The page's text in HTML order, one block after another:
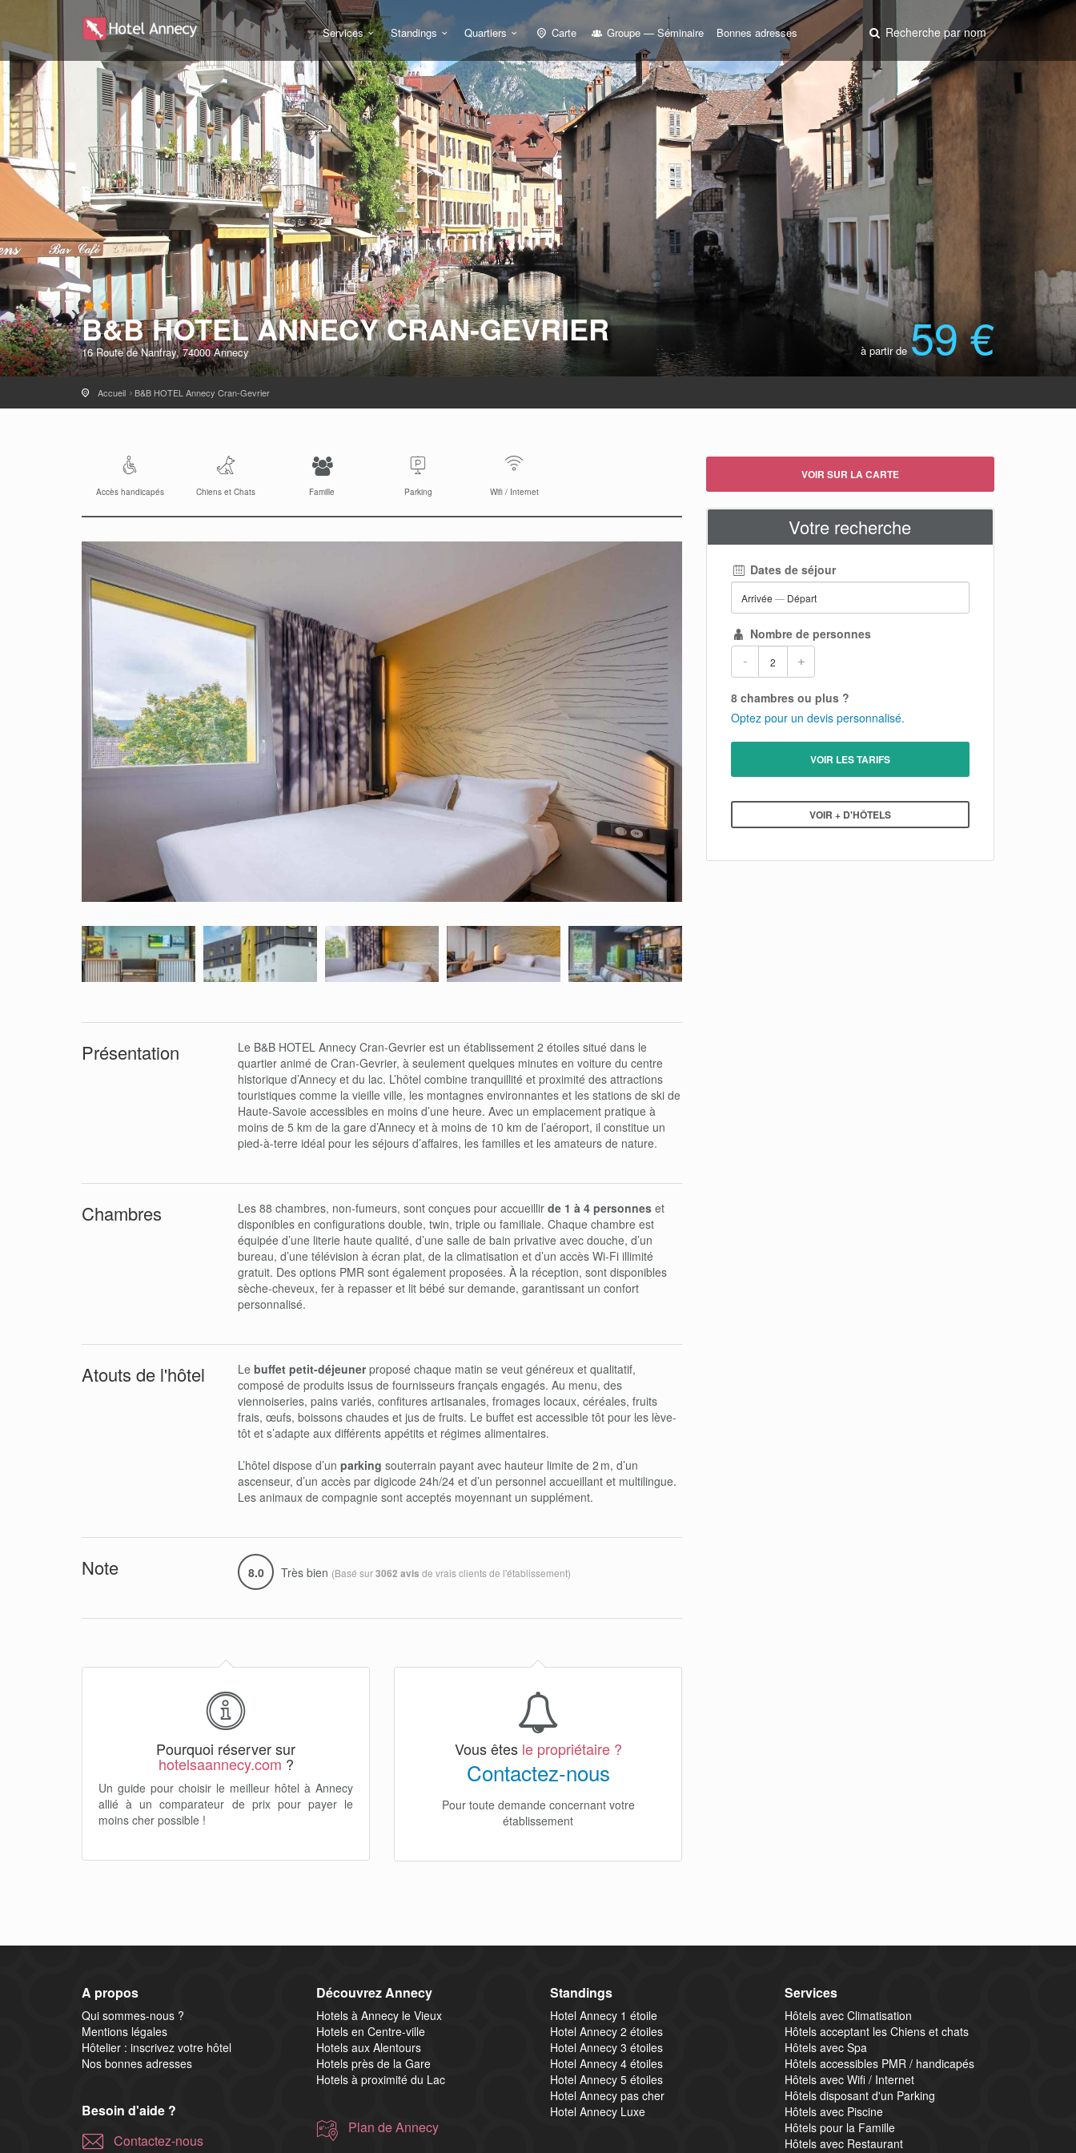
Services Standings Quartiers Carte Groupe — Séminaire Bonnes adresses Recherche par nom
B&B HOTEL ANNECY CRAN-GEVRIER
16 Route de Nanfray, 74000 Annecy à partir de 59 €
Accueil B&B HOTEL Annecy Cran-Gevrier
Accès handicapés Chiens et Chats Famille Parking Wifi / Internet
Présentation
Le B&B HOTEL Annecy Cran-Gevrier est un établissement 2 étoiles situé dans le
quartier animé de Cran-Gevrier, à seulement quelques minutes en voiture du centre
historique d’Annecy et du lac. L’hôtel combine tranquillité et proximité des attractions
touristiques comme la vieille ville, les montagnes environnantes et les stations de ski de
Haute-Savoie accessibles en moins d’une heure. Avec un emplacement pratique à
moins de 5 km de la gare d’Annecy et à moins de 10 km de l’aéroport, il constitue un
pied-à-terre idéal pour les séjours d’affaires, les familles et les amateurs de nature.
Chambres Les 88 chambres, non-fumeurs, sont conçues pour accueillir de 1 à 4 personnes et
disponibles en configurations double, twin, triple ou familiale. Chaque chambre est
équipée d’une literie haute qualité, d’une salle de bain privative avec douche, d’un
bureau, d’une télévision à écran plat, de la climatisation et d’un accès Wi-Fi illimité
gratuit. Des options PMR sont également proposées. À la réception, sont disponibles
sèche-cheveux, fer à repasser et lit bébé sur demande, garantissant un confort
personnalisé.
Atouts de l'hôtel Le buffet petit-déjeunerproposé chaque matin se veut généreux et qualitatif,
composé de produits issus de fournisseurs français engagés. Au menu, des
viennoiseries, pains variés, confitures artisanales, fromages locaux, céréales, fruits
frais, œufs, boissons chaudes et jus de fruits. Le buffet est accessible tôt pour les lève-
tôt et s’adapte aux différents appétits et régimes alimentaires.
L’hôtel dispose d’un parking souterrain payant avec hauteur limite de 2 m, d’un
ascenseur, d’un accès par digicode 24h/24 et d’un personnel accueillant et multilingue.
Les animaux de compagnie sont acceptés moyennant un supplément.
Note 8.0 Très bien (Basé sur3062 avis de vrais clients de l'établissement)
Pourquoi réserver sur
hotelsaannecy.com ?
Un guide pour choisir le meilleur hôtel à Annecy
allié à un comparateur de prix pour payer le
moins cher possible !
Vous êtes le propriétaire ?
Contactez-nous
Pour toute demande concernant votre
établissement
VOIR SUR LA CARTE
Votre recherche
Dates de séjour
Arrivée — Départ
Nombre de personnes
- +
8 chambres ou plus ?
Optez pour un devis personnalisé.
VOIR LES TARIFS
VOIR + D'HÔTELS
A propos
Qui sommes-nous ?
Mentions légales
Hôtelier : inscrivez votre hôtel
Nos bonnes adresses
Besoin d'aide ?
Contactez-nous
Découvrez Annecy
Hotels à Annecy le Vieux
Hotels en Centre-ville
Hotels aux Alentours
Hotels près de la Gare
Hotels à proximité du Lac
Plan de Annecy
Standings
Hotel Annecy 1 étoile
Hotel Annecy 2 étoiles
Hotel Annecy 3 étoiles
Hotel Annecy 4 étoiles
Hotel Annecy 5 étoiles
Hotel Annecy pas cher
Hotel Annecy Luxe
Services
Hôtels avec Climatisation
Hôtels acceptant les Chiens et chats
Hôtels avec Spa
Hôtels accessibles PMR / handicapés
Hôtels avec Wifi / Internet
Hôtels disposant d'un Parking
Hôtels avec Piscine
Hôtels pour la Famille
Hôtels avec Restaurant